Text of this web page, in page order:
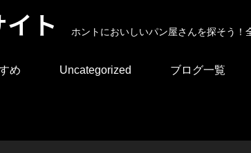
ト ホントにおいしいパン屋さんを探そう
め Uncategorized ブログ一覧